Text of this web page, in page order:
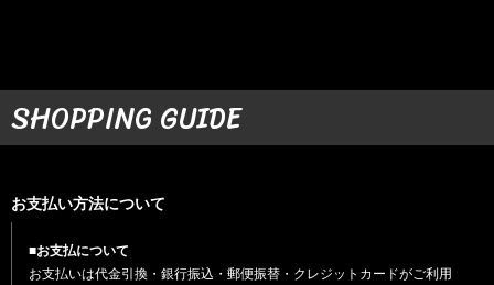
SHOPPING GUIDE
お支払い方法について
■お支払について
お支払いは代金引換・銀行振込・郵便振替・クレジットカードがご利用